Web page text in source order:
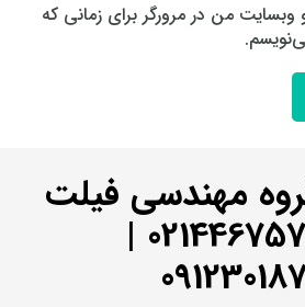
وبسایت من در مرورگر برای زمانی که
مهندسی فیلت
|